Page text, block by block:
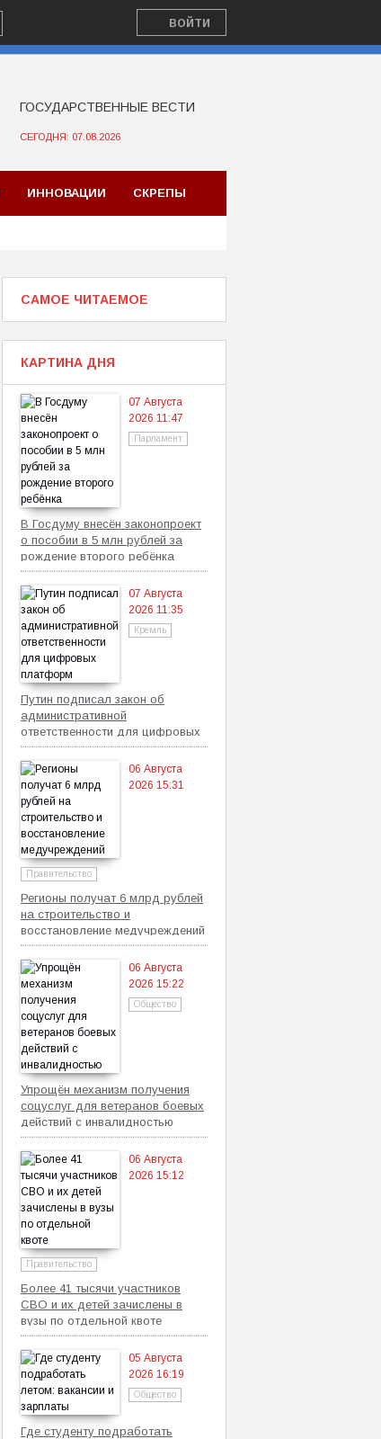
ВОЙТИ
ГОСУДАРСТВЕННЫЕ ВЕСТИ
СЕГОДНЯ: 07.08.2026
ИННОВАЦИИ СКРЕПЫ
САМОЕ ЧИТАЕМОЕ
КАРТИНА ДНЯ
07 Августа
2026 11:47
Парламент
В Госдуму внесён законопроект
о пособии в 5 млн рублей за
рождение второго ребёнка
07 Августа
2026 11:35
Кремль
Путин подписал закон об
административной
ответственности для цифровых
платформ
06 Августа
2026 15:31
Правительство
Регионы получат 6 млрд рублей
на строительство и
восстановление медучреждений
06 Августа
2026 15:22
Общество
Упрощён механизм получения
соцуслуг для ветеранов боевых
действий с инвалидностью
06 Августа
2026 15:12
Правительство
Более 41 тысячи участников
СВО и их детей зачислены в
вузы по отдельной квоте
05 Августа
2026 16:19
Общество
Где студенту подработать